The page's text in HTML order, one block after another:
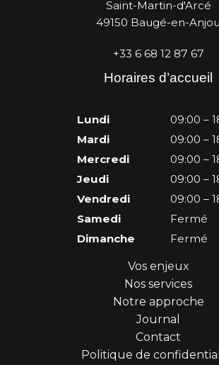
Vos enjeux
Nos services
Notre approche
Journal
Contact
Politique de
Horaires d’accueil
Lundi
09:00 –
Mardi
09:00 –
Mercredi
09:00 –
Jeudi
09:00 –
Vendredi
09:00 –
Samedi
Fermé
Dimanche
Fermé
a
g
m
b
o
e
d
u
b
Saint-Martin-d'Arcé
49150 Baugé-en-Anjou
+33 6 68 12 87 67